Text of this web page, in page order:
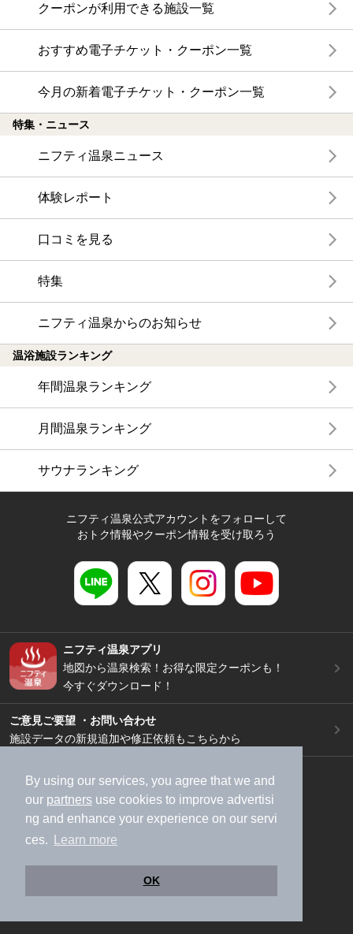
By using our services, you agree that we and
our partners use cookies to improve advertisi
ng and enhance your experience on our servi
ces.
Learn more
OK
クーポンが利用できる施設一覧
おすすめ電子チケット・クーポン一覧
今月の新着電子チケット・クーポン一覧
特集・ニュース
ニフティ温泉ニュース
体験レポート
口コミを見る
特集
ニフティ温泉からのお知らせ
温浴施設ランキング
年間温泉ランキング
月間温泉ランキング
サウナランキング
ニフティ温泉公式アカウントをフォローして
おトク情報やクーポン情報を受け取ろう
ニフティ温泉アプリ
地図から温泉検索！お得な限定クーポンも！
今すぐダウンロード！
ご意見ご要望 ・お問い合わせ
施設データの新規追加や修正依頼もこちらから
スマートフォン
PC
加盟店募集（資料請求）
広告出稿のご案内
利用規約
ライフスタイルMEMBERS+規約
特定商取引法に基づく表記
運営会社
個人情報保護ポリシー